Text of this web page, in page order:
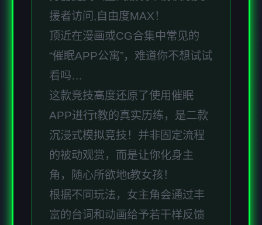
援者访问,自由度MAX！
顶近在漫画或CG合集中常见的
“催眠APP公寓”，难道你不想试试
看吗…
这款竞技高度还原了使用催眠
APP进行t教的真实历练，是二款
沉浸式模拟竞技！并非固定流程
的被动观赏，而是让你化身主
角，随心所欲地t教女孩！
根据不同玩法，女主角会通过丰
富的台词和动画给予若干样反馈